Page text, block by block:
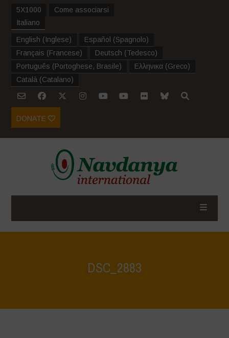
5X1000
Come associarsi
Italiano
English (Inglese) Español (Spagnolo)
Français (Francese) Deutsch (Tedesco)
Português (Portoghese, Brasile) Ελληνικα (Greco)
Català (Catalano)
DONATE
DSC_2883